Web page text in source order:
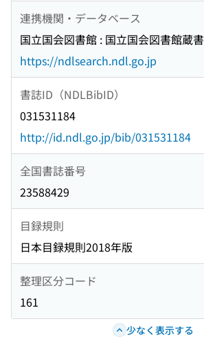
連携機関・データベース
国立国会図書館 : 国立国会図書館蔵書
https://ndlsearch.ndl.go.jp
書誌ID（NDLBibID）
031531184
http://id.ndl.go.jp/bib/031531184
全国書誌番号
23588429
目録規則
日本目録規則2018年版
整理区分コード
161
少なく表示する